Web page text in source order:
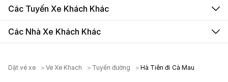
Các Tuyến Xe Khách Khác
Các Nhà Xe Khách Khác
Dặt vé xe Ve Xe Khach Tuyến đường Hà Tiên đi Cà Mau